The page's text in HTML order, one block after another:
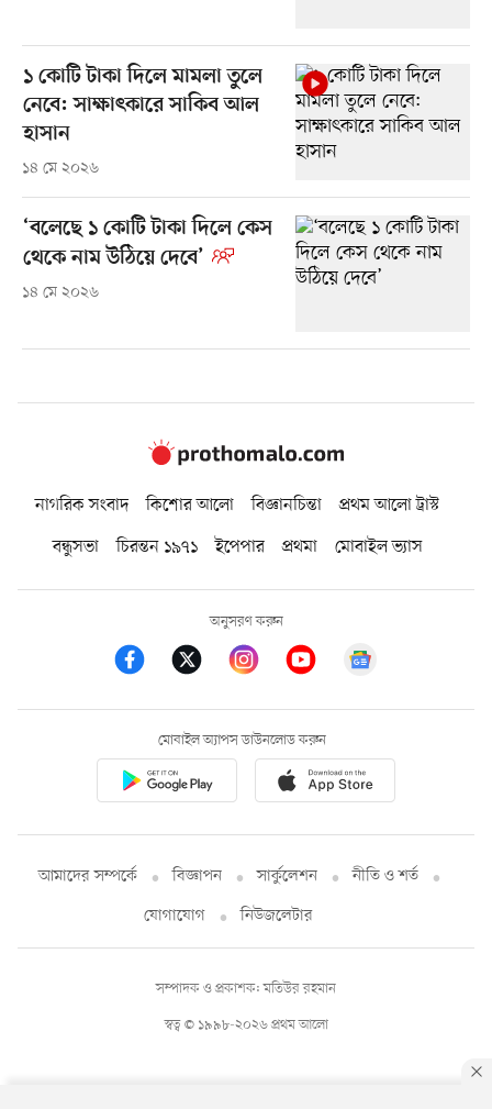
১ কোটি টাকা দিলে মামলা তুলে
নেবে: সাক্ষাৎকারে সাকিব আল
হাসান
১৪ মে ২০২৬
‘বলেছে ১ কোটি টাকা দিলে কেস
থেকে নাম উঠিয়ে দেবে’
১৪ মে ২০২৬
নাগরিক সংবাদ কিশোর আলো বিজ্ঞানচিন্তা
প্রথম আলো ট্রাস্ট
বন্ধুসভা
চিরন্তন ১৯৭১ ইপেপার প্রথমা মোবাইল ভ্যাস
অনুসরণ করুন
মোবাইল অ্যাপস ডাউনলোড করুন
আমাদের সম্পর্কে বিজ্ঞাপন সার্কুলেশন
নীতি ও শর্ত
যোগাযোগ
নিউজলেটার
স্বত্ব © ১৯৯৮-২০২৬ প্রথম আলো
সম্পাদক ও প্রকাশক: মতিউর রহমান